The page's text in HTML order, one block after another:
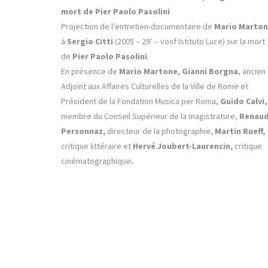
mort de Pier Paolo Pasolini
Projection de l’entretien-documentaire de Mario
à Sergio Citti (2005 – 29’ – vosf Istituto Luce) sur la mort
de Pier Paolo Pasolini.
En présence de Mario Martone, Gianni Borgna, ancien
Adjoint aux Affaires Culturelles de la Ville de Rome et
Président de la Fondation Musica per Roma, Guido Calvi,
membre du Conseil Supérieur de la magistrature,
Personnaz, directeur de la photographie, Martin Rueff,
critique littéraire et Hervé Joubert-Laurencin, critique
cinématographique.